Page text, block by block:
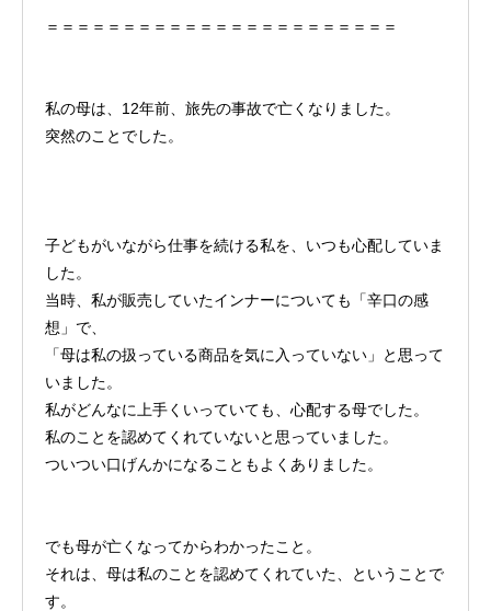
＝＝＝＝＝＝＝＝＝＝＝＝＝＝＝＝＝＝＝＝＝＝＝
私の母は、12年前、旅先の事故で亡くなりました。
突然のことでした。
子どもがいながら仕事を続ける私を、いつも心配していま
した。
当時、私が販売していたインナーについても「辛口の感
想」で、
「母は私の扱っている商品を気に入っていない」と思って
いました。
私がどんなに上手くいっていても、心配する母でした。
私のことを認めてくれていないと思っていました。
ついつい口げんかになることもよくありました。
でも母が亡くなってからわかったこと。
それは、母は私のことを認めてくれていた、ということで
す。